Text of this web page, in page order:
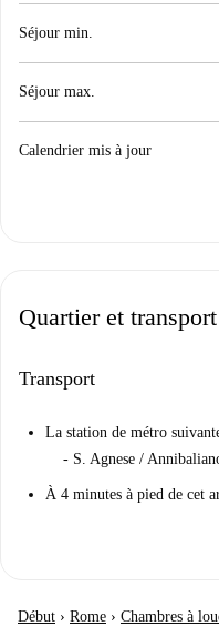
Séjour min.
Séjour max.
Calendrier mis à jour
Quartier et transport
Transport
La station de métro
- S. Agnese /
À 4 minutes à pied de cet
Début › Rome › Chambres à